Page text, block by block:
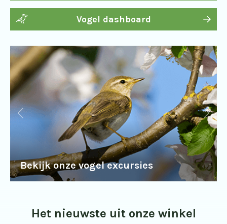
Vogel dashboard
Bekijk onze vogel excursies
Het nieuwste uit onze winkel